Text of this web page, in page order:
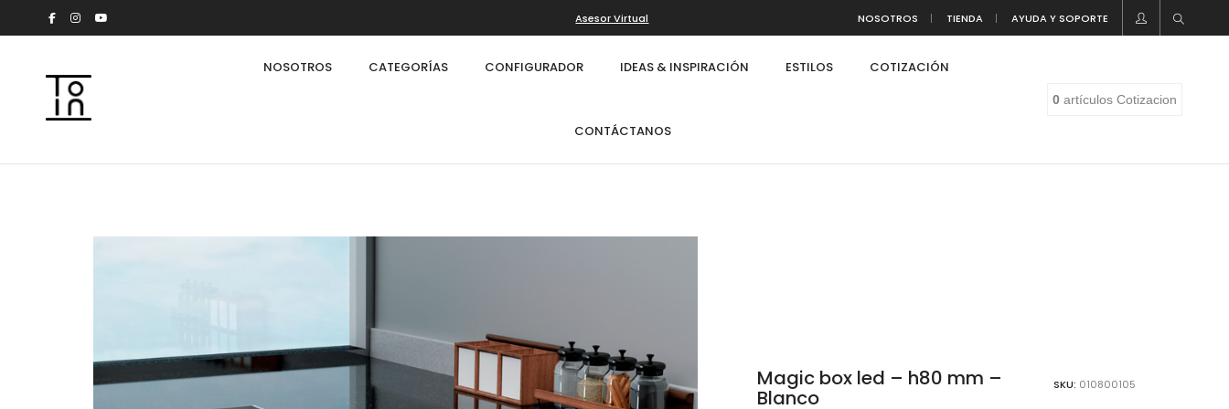
Asesor Virtual NOSOTROS TIENDA AYUDA Y SOPORTE
NOSOTROS CATEGORÍAS
Arkeon by Giuseppe Bavuso Infinity Cleaf
CONFIGURADOR IDEAS & INSPIRACIÓN ESTILOS COTIZACIÓN
CONTÁCTANOS
0artículos Cotizacion
Magic box led – h80 mm –
Blanco
SKU: 010800105